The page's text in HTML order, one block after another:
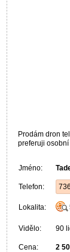
Prodám dron
preferuji osobní
Jméno:
Telefon:
Lokalita:
Vidělo: 90
Cena: 2